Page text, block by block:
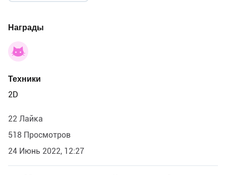
Награды
Техники
2D
22 Лайка
518 Просмотров
24 Июнь 2022, 12:27